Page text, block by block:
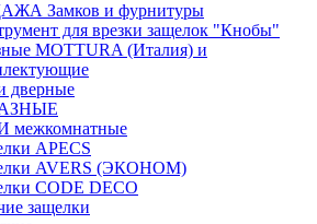
Замков и фурнитуры
для врезки защелок "Кнобы"
MOTTURA (Италия) и
дверные
APECS
AVERS (ЭКОНОМ)
CODE DECO
защелки